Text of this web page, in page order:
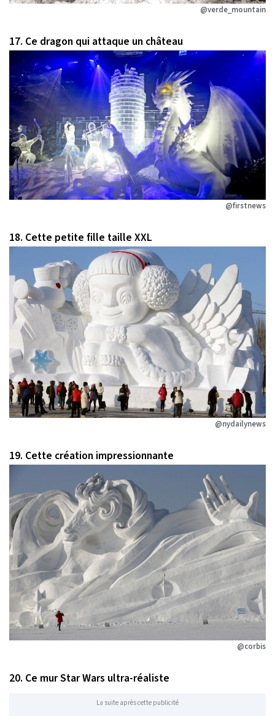
@verde_mountain
17. Ce dragon qui attaque un château
@firstnews
18. Cette petite fille taille XXL
@nydailynews
19. Cette création impressionnante
@corbis
20. Ce mur Star Wars ultra-réaliste
La suite après cette publicité